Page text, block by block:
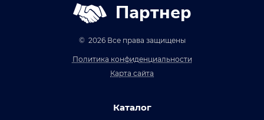
Партнер
© 2026 Все права защищены
Политика конфиденциальности
Карта сайта
Каталог